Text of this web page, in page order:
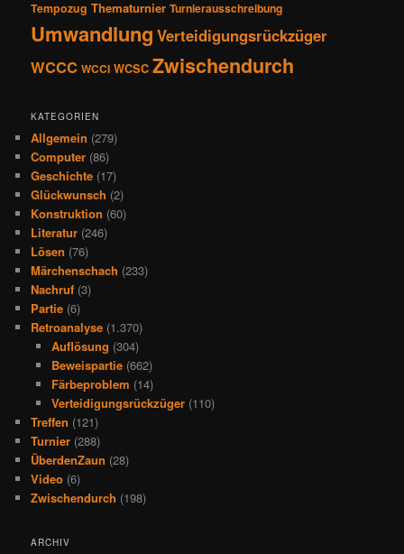
Tempozug Thematurnier Turnierausschreibung
Umwandlung Verteidigungsrückzüger
WCCC WCCI WCSC Zwischendurch
KATEGORIEN
Allgemein (279)
Computer (86)
Geschichte (17)
Glückwunsch (2)
Konstruktion (60)
Literatur (246)
Lösen (76)
Märchenschach (233)
Nachruf (3)
Partie (6)
Retroanalyse (1.370)
Auflösung (304)
Beweispartie(662)
Färbeproblem (14)
Verteidigungsrückzüger(110)
Treffen (121)
Turnier (288)
ÜberdenZaun (28)
Video (6)
Zwischendurch (198)
ARCHIV